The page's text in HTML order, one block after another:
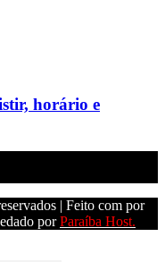
horário e
| Feito com por
porParaíba Host.